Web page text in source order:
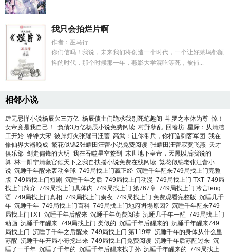
我只会拍烂片啊
作者：巫马行
你们信吗！我说，未来我们将创造一个时代，一个让好莱坞都颤
抖的时代，那个时候那一年，燕影大学混吃等死，被辅...
相邻小说
肆无忌惮小说杨辰欠三万亿 杨辰债主们跪求我别死笔趣阁 斗罗之本体为尊 惊！
女帝竟是我自己！
负债3万亿杨辰小说免费阅读 村野孽乱 回春坊 星际：从清洁
工开始 铮铮大宋 彼岸灯火张耀田汪蕾 高武：让你带兵，你打造刺客军团 我在
修仙界大器晚成 繁花似锦2张耀田汪蕾小说免费阅读 张耀田汪蕾寂寞飞燕 天才
俱乐部 剑走偏锋的大明 我在吞噬星空签到
末世地下皇帝，天黑以后我说的
算 林一阳宁清薇官倾天下之我自扶摇小说免费在线阅读 繁花似锦老张汪蕾小
说 沉睡千年醒来轰动全球 749局找上门嬴正经 沉睡千年醒来749局找上门完整
版 749局找上门短剧 沉睡千年之后 749局找上门动漫 749局找上门 TXT 749局
找上门简介 749局找上门具体内 749局找上门 第767章 749局找上门 冷言leng
语 749局找上门真相 749局找上门秦夜 749局找上门 免费观看完整版 沉睡几千
年 沉睡千年 749局找上门百科 749局找上门地府坍塌原因? 沉睡千年醒来749
局找上门TXT 沉睡千年后醒来 沉睡千年免费阅读 沉睡几千年一醒 749局找上门
动画 沉睡千年醒来 749局找上门 类似的 沉睡千年后醒来的 沉睡千年醒来749
局找上门 沉睡了千年之后醒来 749局找上门 第119章 沉睡千年的身体从什么里
苏醒 沉睡千年开局小哥挖出来 749局找上门免费阅读 沉睡千年后苏醒过来 沉
睡了一千年 沉睡了千年的 沉睡千年后醒来找子孙 沉睡千年醒来的 749局找上